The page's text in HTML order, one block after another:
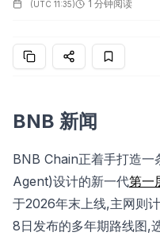
(UTC 11:35) 1 分钟阅读
BNB 新闻
BNB Chain正着手打造一
Agent)设计的新一代第一
于2026年末上线,主网则
8日发布的多年期路线图,